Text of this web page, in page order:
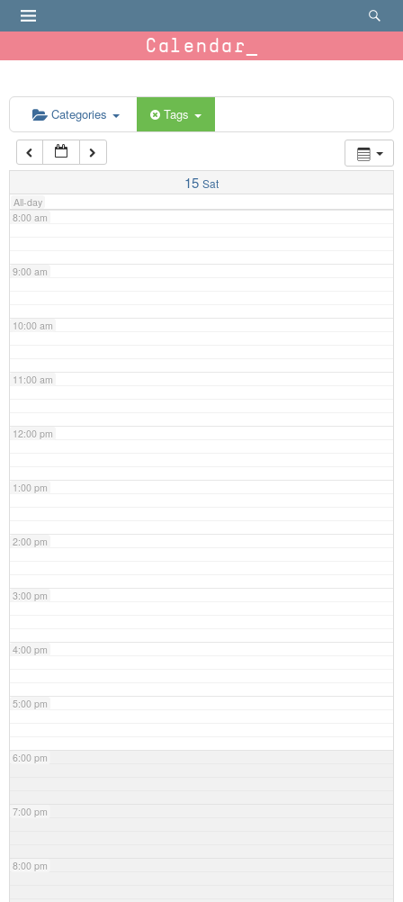
Calendar
Categories Tags
15 Sat
All-day
6:00 am
7:00 am
8:00 am
9:00 am
10:00 am
11:00 am
12:00 pm
1:00 pm
2:00 pm
3:00 pm
4:00 pm
5:00 pm
6:00 pm
7:00 pm
8:00 pm